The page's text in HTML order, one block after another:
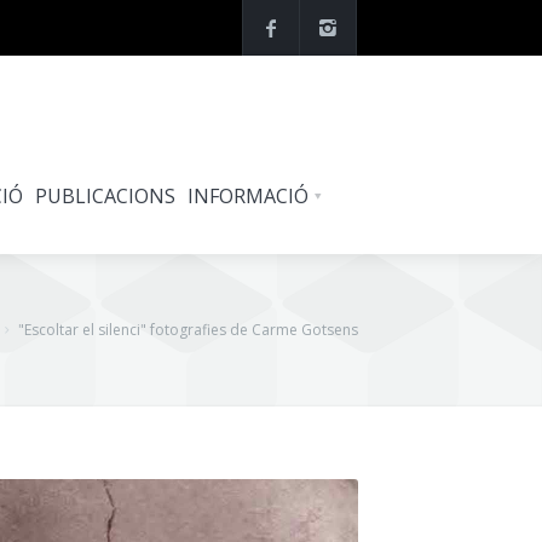
PUBLICACIONS INFORMACIÓ
"Escoltar el silenci" fotografies de Carme Gotsens